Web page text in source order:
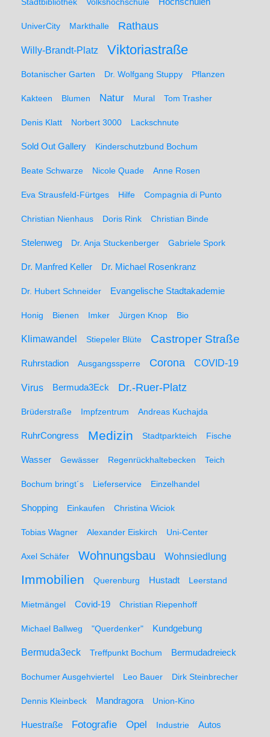
UniverCity Markthalle Rathaus
Willy-Brandt-Platz Viktoriastraße
Botanischer Garten Dr. Wolfgang Stuppy Pflanzen
Kakteen Blumen Natur Mural Tom Trasher
Denis Klatt Norbert 3000 Lackschnute
Sold Out Gallery Kinderschutzbund Bochum
Beate Schwarze Nicole Quade Anne Rosen
Eva Strausfeld-Fürtges Hilfe Compagnia di Punto
Christian Nienhaus Doris Rink Christian Binde
Stelenweg Dr. Anja Stuckenberger Gabriele Spork
Dr. Manfred Keller Dr. Michael Rosenkranz
Dr. Hubert Schneider Evangelische Stadtakademie
Honig Bienen Imker Jürgen Knop Bio
Klimawandel Stiepeler Blüte Castroper Straße
Ruhrstadion Ausgangssperre Corona COVID-19
Virus Bermuda3Eck Dr.-Ruer-Platz
Brüderstraße Impfzentrum Andreas Kuchajda
RuhrCongress Medizin Stadtparkteich Fische
Wasser Gewässer Regenrückhaltebecken Teich
Bochum bringt´s Lieferservice Einzelhandel
Shopping Einkaufen Christina Wiciok
Tobias Wagner Alexander Eiskirch Uni-Center
Axel Schäfer Wohnungsbau Wohnsiedlung
Immobilien Querenburg Hustadt Leerstand
Mietmängel Covid-19 Christian Riepenhoff
Michael Ballweg "Querdenker" Kundgebung
Bermuda3eck Treffpunkt Bochum Bermudadreieck
Bochumer Ausgehviertel Leo Bauer Dirk Steinbrecher
Dennis Kleinbeck Mandragora Union-Kino
Huestraße Fotografie Opel Industrie Autos